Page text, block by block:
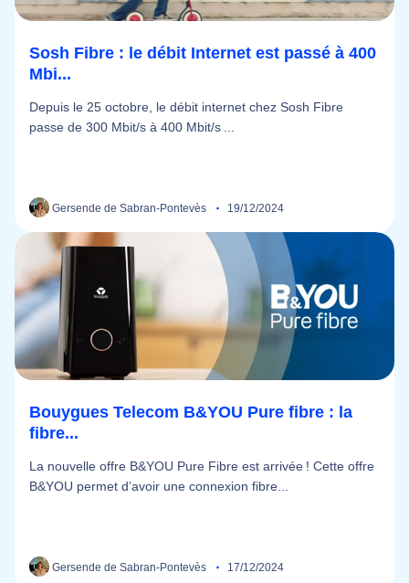
Sosh Fibre : le débit Internet est passé à 400
Mbi...
Depuis le 25 octobre, le débit internet chez Sosh Fibre
passe de 300 Mbit/s à 400 Mbit/s ...
Gersende de Sabran-Pontevès 19/12/2024
Bouygues Telecom B&YOU Pure fibre : la
fibre...
La nouvelle offre B&YOU Pure Fibre est arrivée ! Cette offre
B&YOU permet d’avoir une connexion fibre...
Gersende de Sabran-Pontevès 17/12/2024